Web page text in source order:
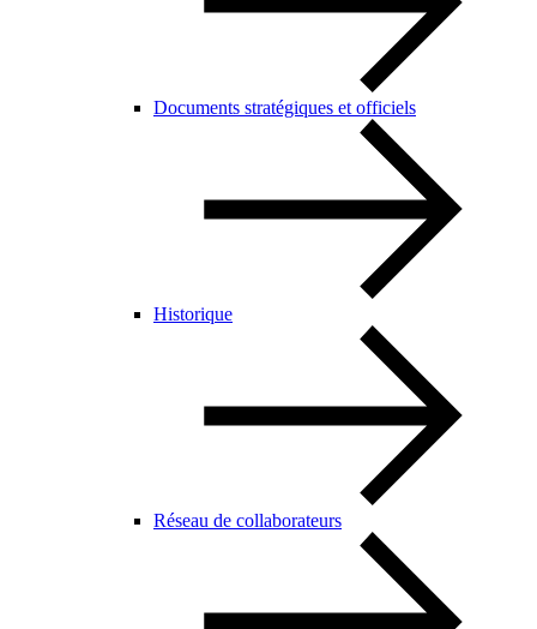
Documents stratégiques et officiels
Historique
Réseau de collaborateurs